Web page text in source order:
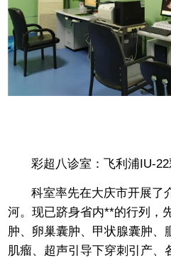
彩超八诊室：飞利浦IU-
科室率先在大庆市开展了
河。现已跻身省内**的行列，
肿、卵巢囊肿、甲状腺囊肿、
肌瘤、超声引导下穿刺引产、